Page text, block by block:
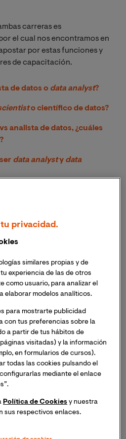
carreras es
el cual nos encontramos en
por estas funciones y
de capacitación.
de datos o data analyst?
o científico de datos?
analista de datos, ¿cuáles
data analyst y data
analista de datos
?
de un
tendencias y
específicas
dentro de una
principales son:
datos.Extraen datos de
como bases de datos, hojas
de gestión.
esos inputs para
están completos, son
formato aprovechable. En
o subsanan sus errores y
tu privacidad.
similares propias y de
experiencia de las de otros
como usuario, para analizar el
elaborar modelos analíticos.
para mostrarte publicidad
con tus preferencias sobre la
a partir de tus hábitos de
visitadas) y la información
en formularios de cursos).
todas las cookies pulsando el
mediante el enlace
Política de Cookies y nuestra
sus respectivos enlaces.